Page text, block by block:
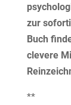
zur
Buch
clevere
**